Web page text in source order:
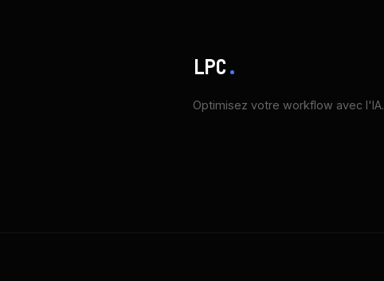
LPC.
Optimisez votre workflow avec l'IA.